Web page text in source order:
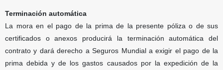
Terminación automática
La mora en el pago de la prima de la presente póliza o de sus
certificados o anexos producirá la terminación automática del
contrato y dará derecho a Seguros Mundial a exigir el pago de la
prima debida y de los gastos causados por la expedición de la